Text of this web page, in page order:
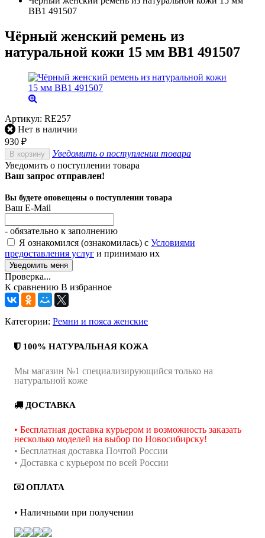
BB1 491507
Чёрный женский ремень из
натуральной кожи 15 мм BB1 491507
Артикул: RE257
Нет в наличии
930 ₽
В корзину
Уведомить о поступлении товара
Уведомить о поступлении товара
Ваш запрос отправлен!
Вы будете оповещены о поступлении товара
Ваш E-Mail
- обязательно к заполнению
Я ознакомился (ознакомилась) с Условиями
предоставления услуг и принимаю их
Проверка...
К сравнению В избранное
Категории: Ремни и пояса женские
100% НАТУРАЛЬНАЯ КОЖА
Мы магазин №1 специализирующийся только на
натуральной коже
ДОСТАВКА
• Бесплатная доставка курьером и возможность заказать
несколько моделей на выбор по Новосибирску!
• Бесплатная доставка Почтой России
• Доставка с курьером по всей России
ОПЛАТА
• Наличными при получении